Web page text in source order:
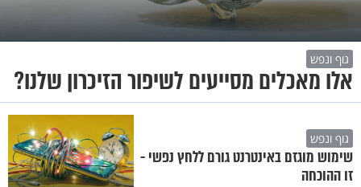
גוף ונפש
אלו מאכלים מסייעים לשיפור הזיכרון שלנו?
גוף ונפש
שימוש מוגזם באינטרנט גורם ללחץ נפשי -
זו ההוכחה